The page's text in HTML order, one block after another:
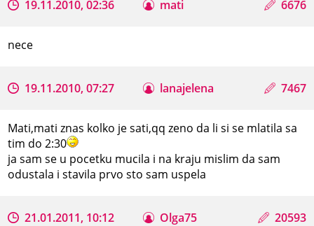
19.11.2010, 02:36 mati 6676
nece
19.11.2010, 07:27 lanajelena 7467
Mati,mati znas kolko je sati,qq zeno da li si se mlatila sa
tim do 2:30
ja sam se u pocetku mucila i na kraju mislim da sam
odustala i stavila prvo sto sam uspela
21.01.2011, 10:12 Olga75 20593